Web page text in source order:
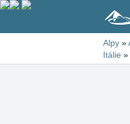
Alpy »
Itálie »